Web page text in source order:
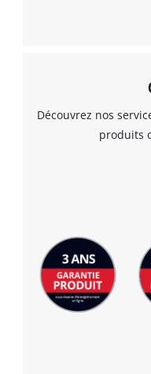
Découvrez nos
produits